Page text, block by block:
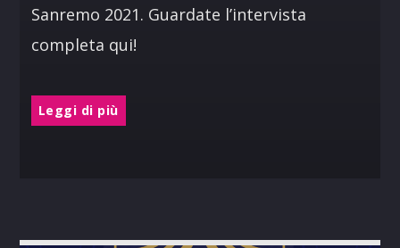
Sanremo 2021. Guardate l’intervista
completa qui!
Leggi di più